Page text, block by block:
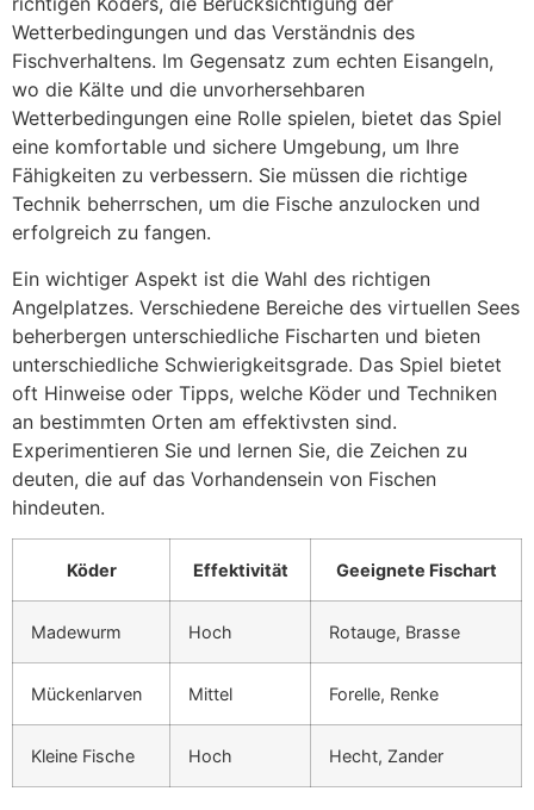
Wetterbedingungen und das Verständnis des
Fischverhaltens. Im Gegensatz zum echten Eisangeln,
wo die Kälte und die unvorhersehbaren
Wetterbedingungen eine Rolle spielen, bietet das Spiel
eine komfortable und sichere Umgebung, um Ihre
Fähigkeiten zu verbessern. Sie müssen die richtige
Technik beherrschen, um die Fische anzulocken und
erfolgreich zu fangen.
Ein wichtiger Aspekt ist die Wahl des richtigen
Angelplatzes. Verschiedene Bereiche des virtuellen Sees
beherbergen unterschiedliche Fischarten und bieten
unterschiedliche Schwierigkeitsgrade. Das Spiel bietet
oft Hinweise oder Tipps, welche Köder und Techniken
an bestimmten Orten am effektivsten sind.
Experimentieren Sie und lernen Sie, die Zeichen zu
deuten, die auf das Vorhandensein von Fischen
hindeuten.
Köder Effektivität Geeignete Fischart
Madewurm Hoch Rotauge, Brasse
Mückenlarven Mittel Forelle, Renke
Kleine Fische Hoch Hecht, Zander